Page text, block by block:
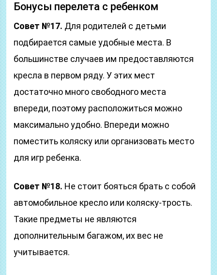
Бонусы перелета с ребенком
Совет №17. Для родителей с детьми
подбирается самые удобные места. В
большинстве случаев им предоставляются
кресла в первом ряду. У этих мест
достаточно много свободного места
впереди, поэтому расположиться можно
максимально удобно. Впереди можно
поместить коляску или организовать место
для игр ребенка.
Совет №18. Не стоит бояться брать с собой
автомобильное кресло или коляску-трость.
Такие предметы не являются
дополнительным багажом, их вес не
учитывается.